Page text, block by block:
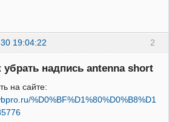
2
19:04:22
убрать надпись antenna short
на сайте:
%D0%BF%D1%80%D0%B8%D1